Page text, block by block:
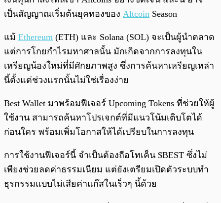
เป็นสัญญาณเริ่มต้นยุคทองของ Altcoin Season
แม้ Ethereum (ETH) และ Solana (SOL) จะเป็นผู้นำตลาด
แต่การโกยกำไรมหาศาลนั้น มักเกิดจากการลงทุนใน
เหรียญน้องใหม่ที่มีศักยภาพสูง ซึ่งการค้นหาเหรียญเหล่า
นี้ตั้งแต่ช่วงแรกนั้นไม่ใช่เรื่องง่าย
Best Wallet มาพร้อมฟีเจอร์ Upcoming Tokens ที่ช่วยให้ผู้
ใช้งาน สามารถค้นหาโปรเจกต์ที่มีแนวโน้มเติบโตได้
ก่อนใคร พร้อมเพิ่มโอกาสให้ได้เปรียบในการลงทุน
การใช้งานฟีเจอร์นี้ จำเป็นต้องถือโทเค็น $BEST ซึ่งไม่
เพียงช่วยลดค่าธรรมเนียม แต่ยังเตรียมเปิดตัวระบบทำ
ธุรกรรมแบบไม่เสียค่าแก๊สในเร็วๆ นี้ด้วย